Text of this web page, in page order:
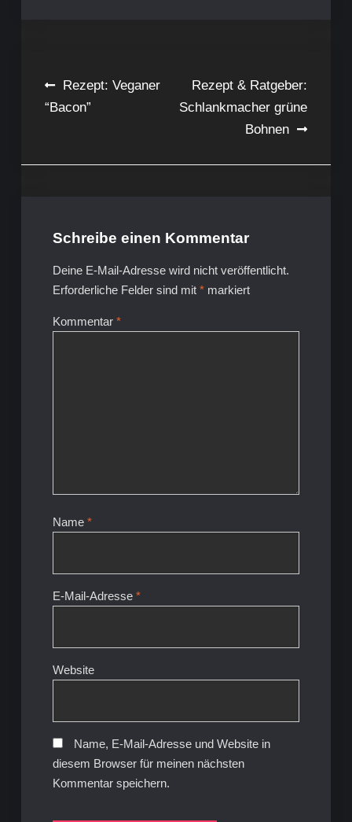
Beitragsnavigation
Rezept: Veganer
“Bacon”
Rezept & Ratgeber:
Schlankmacher grüne
Bohnen
Schreibe einen Kommentar
Deine E-Mail-Adresse wird nicht veröffentlicht.
Erforderliche Felder sind mit *markiert
Kommentar *
Name *
E-Mail-Adresse *
Website
Name, E-Mail-Adresse und Website in
diesem Browser für meinen nächsten
Kommentar speichern.